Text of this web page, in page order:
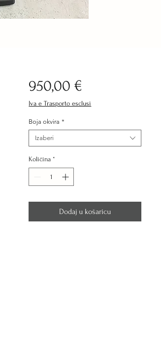
950,00 €
Iva e Trasporto esclusi
Boja okvira *
Izaberi
Količina *
Dodaj u košaricu